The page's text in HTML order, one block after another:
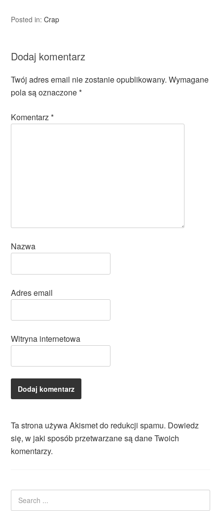
Posted in:Crap
Dodaj komentarz
Twój adres email nie zostanie opublikowany. Wymagane
pola są oznaczone*
Komentarz*
Nazwa
Adres email
Witryna internetowa
Ta strona używa Akismet do redukcji spamu. Dowiedz
się, w jaki sposób przetwarzane są dane Twoich
komentarzy.